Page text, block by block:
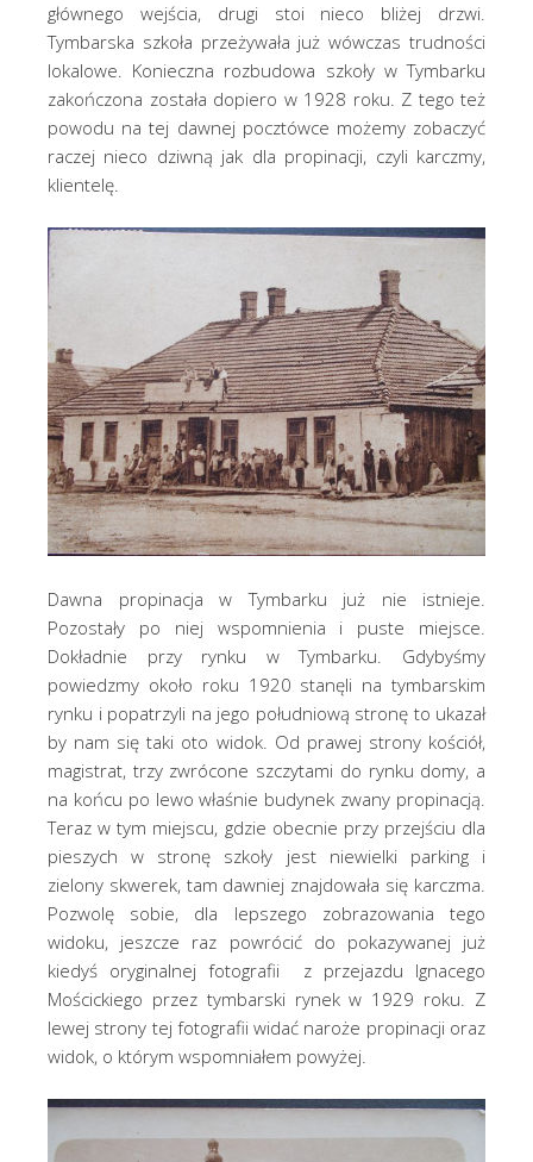
głównego wejścia, drugi stoi nieco bliżej drzwi.
Tymbarska szkoła przeżywała już wówczas trudności
lokalowe. Konieczna rozbudowa szkoły w Tymbarku
zakończona została dopiero w 1928 roku. Z tego też
powodu na tej dawnej pocztówce możemy zobaczyć
raczej nieco dziwną jak dla propinacji, czyli karczmy,
klientelę.
Dawna propinacja w Tymbarku już nie istnieje.
Pozostały po niej wspomnienia i puste miejsce.
Dokładnie przy rynku w Tymbarku. Gdybyśmy
powiedzmy około roku 1920 stanęli na tymbarskim
rynku i popatrzyli na jego południową stronę to ukazał
by nam się taki oto widok. Od prawej strony kościół,
magistrat, trzy zwrócone szczytami do rynku domy, a
na końcu po lewo właśnie budynek zwany propinacją.
Teraz w tym miejscu, gdzie obecnie przy przejściu dla
pieszych w stronę szkoły jest niewielki parking i
zielony skwerek, tam dawniej znajdowała się karczma.
Pozwolę sobie, dla lepszego zobrazowania tego
widoku, jeszcze raz powrócić do pokazywanej już
kiedyś oryginalnej fotografii z przejazdu Ignacego
Mościckiego przez tymbarski rynek w 1929 roku. Z
lewej strony tej fotografii widać naroże propinacji oraz
widok, o którym wspomniałem powyżej.